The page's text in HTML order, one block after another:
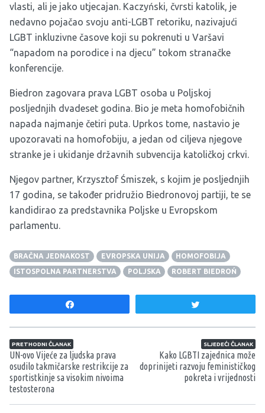
vlasti, ali je jako utjecajan. Kaczyński, čvrsti katolik, je
nedavno pojačao svoju anti-LGBT retoriku, nazivajući
LGBT inkluzivne časove koji su pokrenuti u Varšavi
“napadom na porodice i na djecu” tokom stranačke
konferencije.
Biedron zagovara prava LGBT osoba u Poljskoj
posljednjih dvadeset godina. Bio je meta homofobičnih
napada najmanje četiri puta. Uprkos tome, nastavio je
upozoravati na homofobiju, a jedan od ciljeva njegove
stranke je i ukidanje državnih subvencija katoličkoj crkvi.
Njegov partner, Krzysztof Śmiszek, s kojim je posljednjih
17 godina, se također pridružio Biedronovoj partiji, te se
kandidirao za predstavnika Poljske u Evropskom
parlamentu.
BRAČNA JEDNAKOST EVROPSKA UNIJA
HOMOFOBIJA
ISTOSPOLNA PARTNERSTVA
POLJSKA ROBERT BIEDROŃ
Navigacija članaka
PRETHODNI ČLANAK
UN-ovo Vijeće za ljudska prava
osudilo takmičarske restrikcije za
sportistkinje sa visokim nivoima
testosterona
SLJEDEĆI ČLANAK
Kako LGBTI zajednica može
doprinijeti razvoju feminističkog
pokreta i vrijednosti